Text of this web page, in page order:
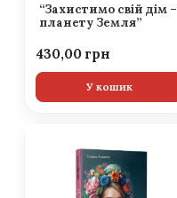
“Захистимо свій дім –
планету Земля”
430,00
У кошик